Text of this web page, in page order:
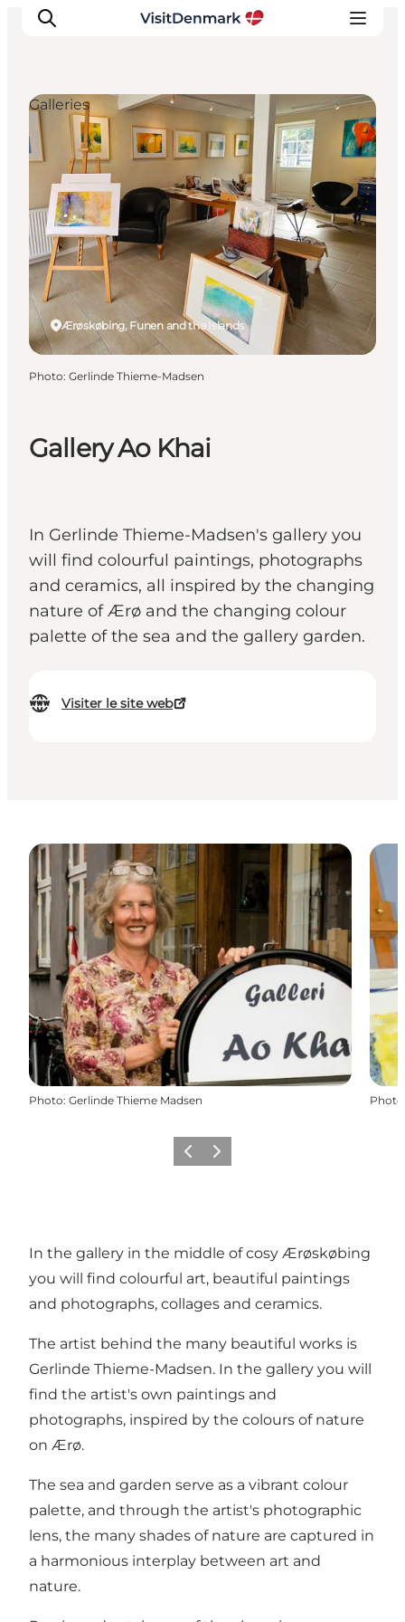
Inspirations
Destinations
Quoi faire
Hébergements
Planifiez votre voyage
Gallery Ao Khai
In Gerlinde Thieme-Madsen's gallery you
will find colourful paintings, photographs
and ceramics, all inspired by the changing
nature of Ærø and the changing colour
palette of the sea and the gallery garden.
Visiter le site web
Ærøskøbing, Funen and the Islands
Galleries
Photo: Gerlinde Thieme-Madsen
Photo: Gerlinde Thieme Madsen Photo
PrécédentSuivant
In the gallery in the middle of cosy Ærøskøbing
you will find colourful art, beautiful paintings
and photographs, collages and ceramics.
The artist behind the many beautiful works is
Gerlinde Thieme-Madsen. In the gallery you will
find the artist's own paintings and
photographs, inspired by the colours of nature
on Ærø.
The sea and garden serve as a vibrant colour
palette, and through the artist's photographic
lens, the many shades of nature are captured in
a harmonious interplay between art and
nature.